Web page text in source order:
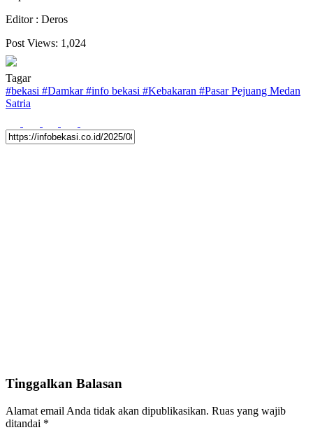
Editor : Deros
Post Views: 1,024
Tagar
#bekasi #Damkar#info bekasi #Kebakaran #Pasar Pejuang Medan
Satria
Tinggalkan Balasan
Alamat email Anda tidak akan dipublikasikan. Ruas yang wajib
ditandai *